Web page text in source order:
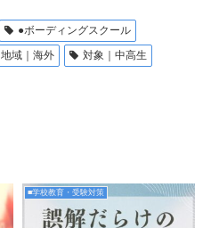
●ボーディングスクール
地域｜海外
対象｜中高生
■学校教育・受験対策